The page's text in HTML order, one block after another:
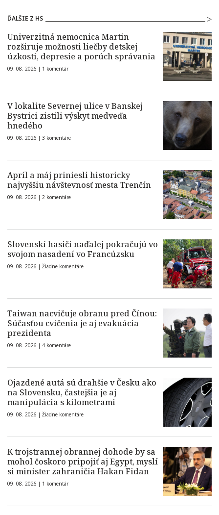
ĎALŠIE Z HS
Univerzitná nemocnica Martin
rozširuje možnosti liečby detskej
úzkosti, depresie a porúch správania
09. 08. 2026 | 1 komentár
V lokalite Severnej ulice v Banskej
Bystrici zistili výskyt medveďa
hnedého
09. 08. 2026 | 3 komentáre
Apríl a máj priniesli historicky
najvyššiu návštevnosť mesta Trenčín
09. 08. 2026 | 2 komentáre
Slovenskí hasiči naďalej pokračujú vo
svojom nasadení vo Francúzsku
09. 08. 2026 | Žiadne komentáre
Taiwan nacvičuje obranu pred Čínou:
Súčasťou cvičenia je aj evakuácia
prezidenta
09. 08. 2026 | 4 komentáre
Ojazdené autá sú drahšie v Česku ako
na Slovensku, častejšia je aj
manipulácia s kilometrami
09. 08. 2026 | Žiadne komentáre
K trojstrannej obrannej dohode by sa
mohol čoskoro pripojiť aj Egypt, myslí
si minister zahraničia Hakan Fidan
09. 08. 2026 | 1 komentár